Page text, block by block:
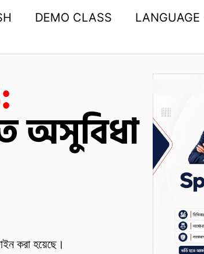
DEMO CLASS LANGUAGE
অসুবিধা
করা হয়েছে।